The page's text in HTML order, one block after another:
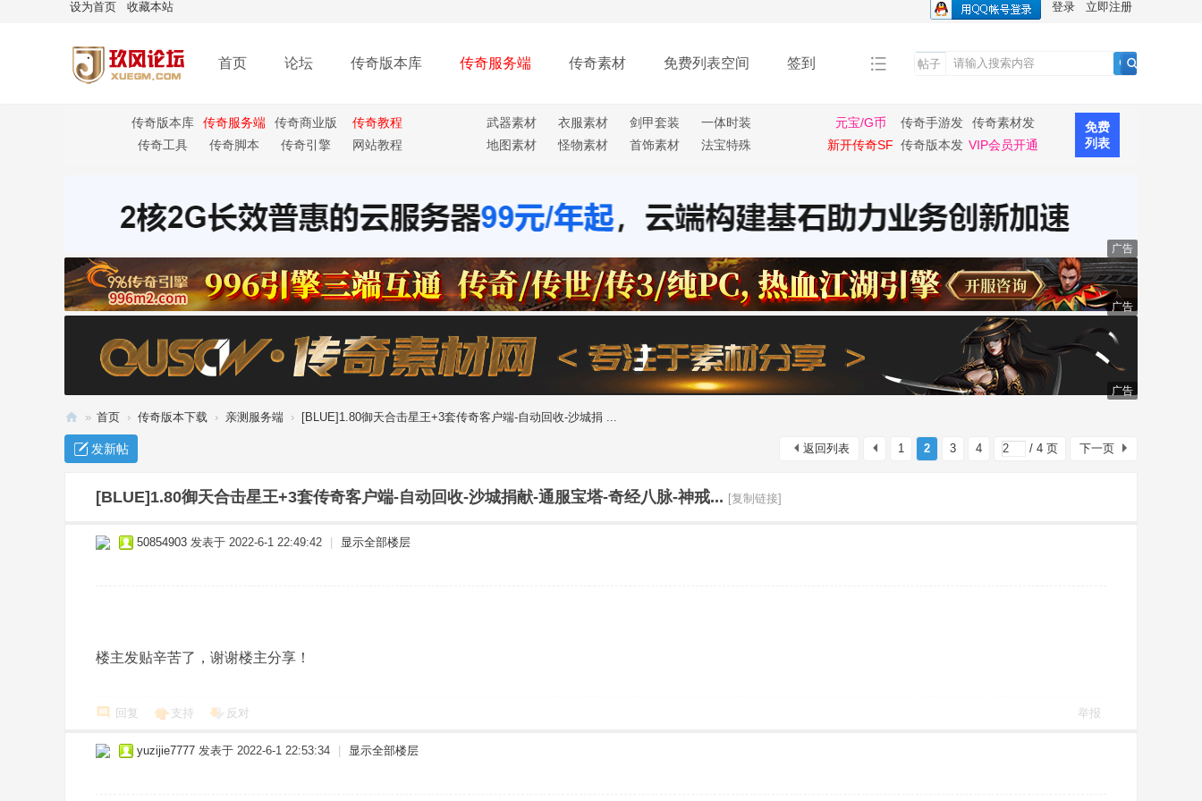
设为首页 收藏本站 登录 立即注册
首页 论坛 传奇版本库 传奇服务端 传奇素材 免费列表空间 签到 帖子
传奇版本库 传奇服务端
传奇商业版
本
传奇教程
传奇工具
传奇脚本 传奇引擎 网站教程
武器素材 衣服素材 剑甲套装
一体时装
地图素材
怪物素材 首饰素材 法宝特殊
元宝/G币
传奇手游发
布
传奇素材发
布
新开传奇SF 传奇版本发 VIP会员开通
免费
列表
广告
广告
广告
传
» 首页 › 传奇版本下载 › 亲测服务端 › [BLUE]1.80御天合击星王+3套传奇客户端-自动回收-沙城捐 ...
1 2 3 4 / 4 页 下一页
返回列表
发新帖
[BLUE]1.80御天合击星王+3套传奇客户端-自动回收-沙城捐献-通服宝塔-奇经八脉-神戒... [复制链接]
50854903 发表于 2022-6-1 22:49:42 显示全部楼层
楼主发贴辛苦了，谢谢楼主分享！
回复 支持 反对 举报
yuzijie7777 发表于 2022-6-1 22:53:34 显示全部楼层